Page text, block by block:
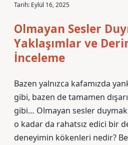
Tarih: Eylül 16, 2025
Olmayan Sesler
Yaklaşımlar ve
İnceleme
Bazen yalnızca kafamızda
gibi, bazen de tamamen
gibi… Olmayan sesler
o kadar da rahatsız edici bir
deneyimin kökenleri nedir?